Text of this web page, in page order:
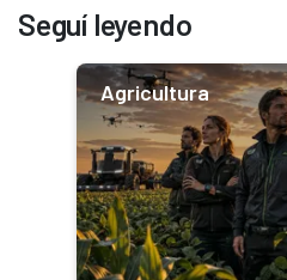
Seguí leyendo
Agricultura